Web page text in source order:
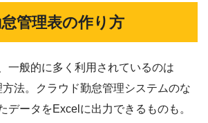
管理表の作り方
一般的に多く利用されているのは
法。クラウド勤怠管理システムのな
データをExcelに出力できるものも。